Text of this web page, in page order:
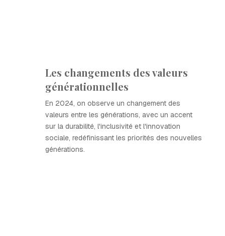
Les changements des valeurs
générationnelles
En 2024, on observe un changement des
valeurs entre les générations, avec un accent
sur la durabilité, l'inclusivité et l'innovation
sociale, redéfinissant les priorités des nouvelles
générations.